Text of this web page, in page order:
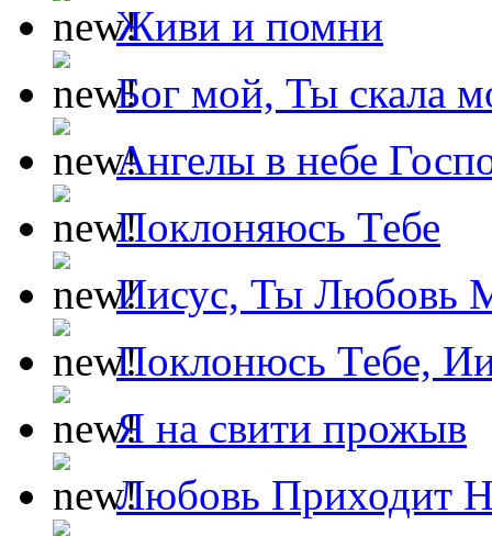
Живи и помни
Бог мой, Ты скала
Ангелы в небе
Поклоняюсь Тебе
Иисус, Ты Любовь
Поклонюсь Тебе,
Я на свити прожыв
Любовь Приходит